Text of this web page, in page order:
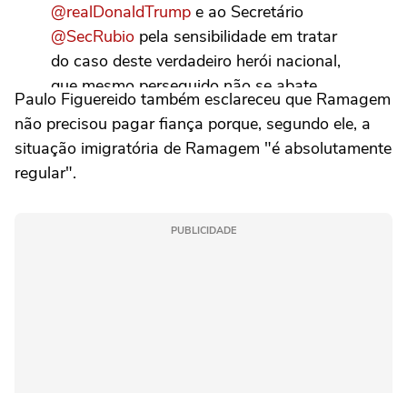
@realDonaldTrump e ao Secretário
@SecRubio pela sensibilidade em tratar
do caso deste verdadeiro herói nacional,
que mesmo perseguido não se abate.
Ramagem merece asilo na terra da
liberdade ao lado sua brava…
— Eduardo Bolsonaro🇧🇷
Paulo Figuereido também esclareceu que Ramagem
não precisou pagar fiança porque, segundo ele, a
situação imigratória de Ramagem "é absolutamente
regular".
PUBLICIDADE